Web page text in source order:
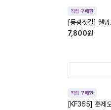
직접 구매한
[동광젓갈] 웰
7,800원
직접 구매한
[KF365] 훈제